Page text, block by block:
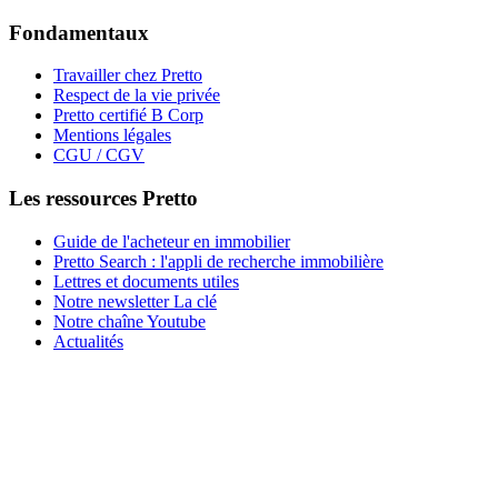
Fondamentaux
Travailler chez Pretto
Respect de la vie privée
Pretto certifié B Corp
Mentions légales
CGU / CGV
Les ressources Pretto
Guide de l'acheteur en immobilier
Pretto Search : l'appli de recherche immobilière
Lettres et documents utiles
Notre newsletter La clé
Notre chaîne Youtube
Actualités